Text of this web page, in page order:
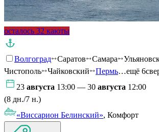
осталось 32 каюты
Волгоград Саратов Самара
Чистополь
Чайковский Пермь…ещё 6
23 августа 13:00 — 30 августа 12:00
(8 дн./7 н.)
«Виссарион Белинский», Комфорт